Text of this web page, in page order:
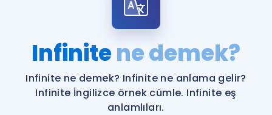
ÜYE DEĞİLİM
Remzi Hoca ile seni sınava hazırlayacak onlarca eğitim seni
bekliyor!
Faydalı Araçlar
Infinitene demek?
Infinite ne demek? Infinite ne anlama gelir?
Infinite İngilizce örnek cümle. Infinite eş
anlamlıları.